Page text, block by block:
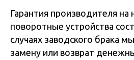
Гарантия производителя
поворотные устройства
случаях заводского брака
замену или возврат